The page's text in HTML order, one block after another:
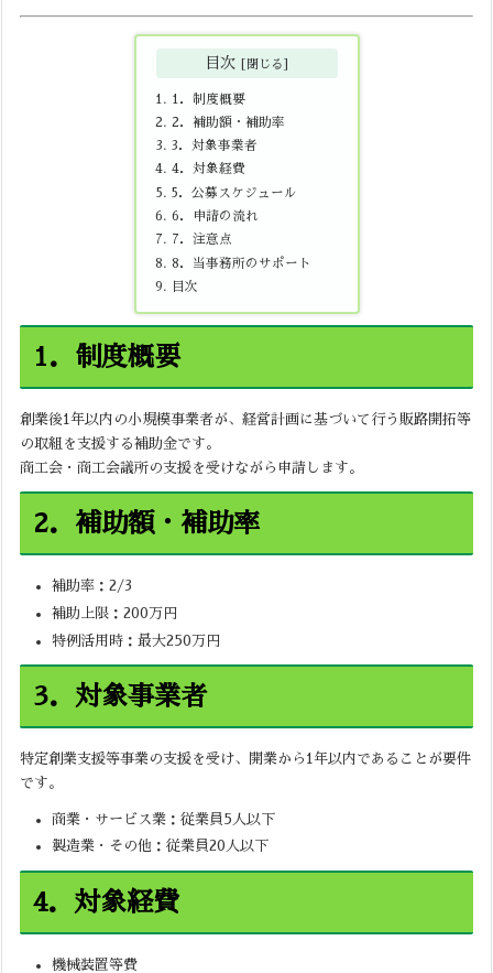
目次
1．制度概要
2．補助額・補助率
3．対象事業者
4．対象経費
5．公募スケジュール
6．申請の流れ
7．注意点
8．当事務所のサポート
目次
1．制度概要
創業後1年以内の小規模事業者が、経営計画に基づいて行う販路開拓等
の取組を支援する補助金です。
商工会・商工会議所の支援を受けながら申請します。
2．補助額・補助率
補助率：2/3
補助上限：200万円
特例活用時：最大250万円
3．対象事業者
特定創業支援等事業の支援を受け、開業から1年以内であることが要件
です。
商業・サービス業：従業員5人以下
製造業・その他：従業員20人以下
4．対象経費
機械装置等費